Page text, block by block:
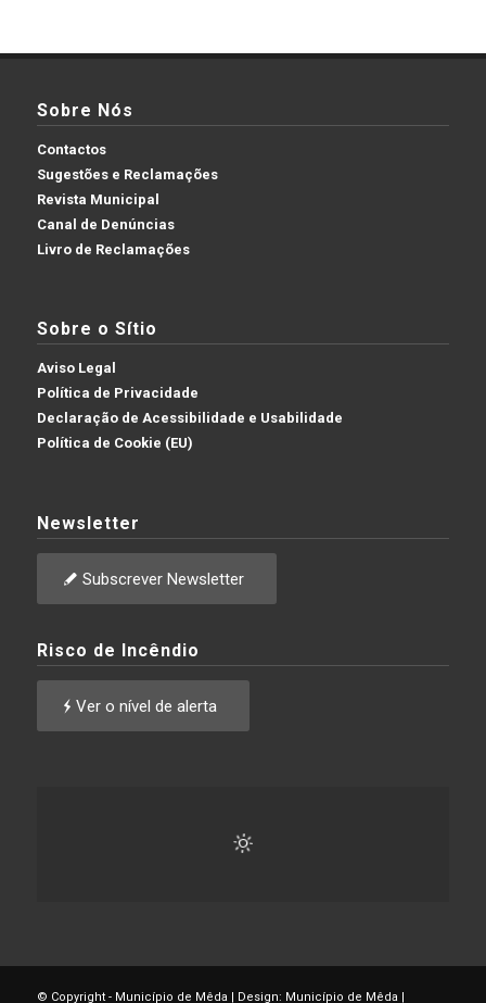
Sobre Nós
Contactos
Sugestões e Reclamações
Revista Municipal
Canal de Denúncias
Livro de Reclamações
Sobre o Sítio
Aviso Legal
Política de Privacidade
Declaração de Acessibilidade e Usabilidade
Política de Cookie (EU)
Newsletter
Subscrever Newsletter
Risco de Incêndio
Ver o nível de alerta
© Copyright - Município de Mêda | Design: Município de Mêda |